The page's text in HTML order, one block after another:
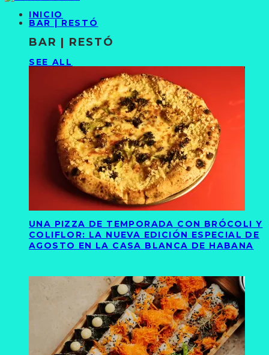
INICIO
BAR | RESTÓ
BAR | RESTÓ
SEE ALL
UNA PIZZA DE TEMPORADA CON BRÓCOLI Y
COLIFLOR: LA NUEVA EDICIÓN ESPECIAL DE
AGOSTO EN LA CASA BLANCA DE HABANA